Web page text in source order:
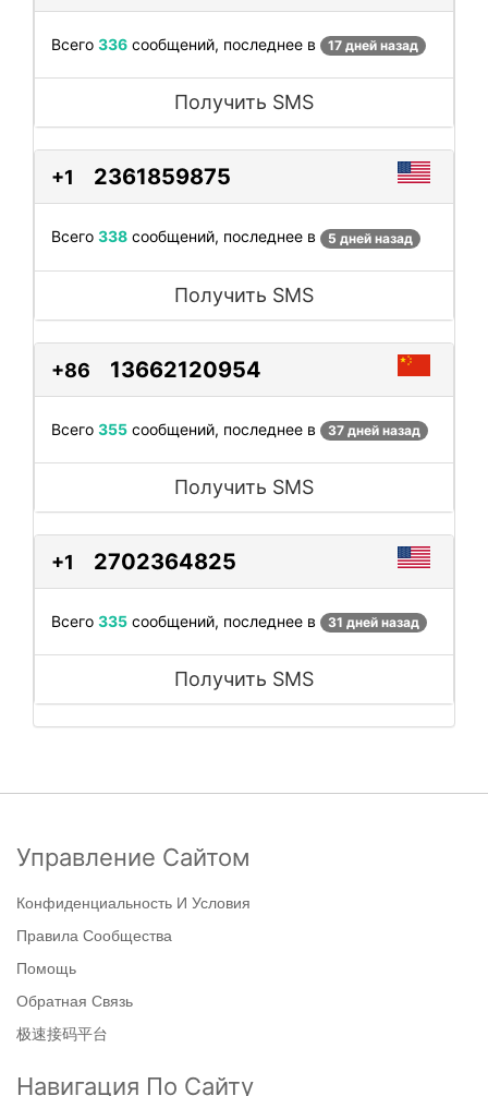
Всего 336 сообщений, последнее в 17 дней назад
Получить SMS
+1 2361859875
Всего 338 сообщений, последнее в 5 дней назад
Получить SMS
+86 13662120954
Всего 355 сообщений, последнее в 37 дней назад
Получить SMS
+1 2702364825
Всего 335 сообщений, последнее в 31 дней назад
Получить SMS
Управление Сайтом
Конфиденциальность И Условия
Правила Сообщества
Помощь
Обратная Связь
极速接码平台
Навигация По Сайту